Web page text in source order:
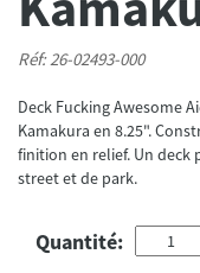
Réf: 26-02493-000
Deck Fucking Awesome
Kamakura en 8.25".
finition en relief. Un
street et de park.
Quantité: